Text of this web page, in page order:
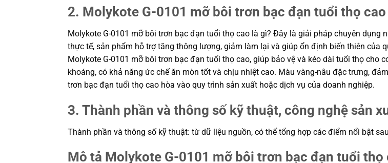
2. Molykote G-0101 mỡ bôi trơn bạc đạn tuổi thọ cao
Molykote G-0101 mỡ bôi trơn bạc đạn tuổi thọ cao là gì? Đây là giải pháp chuyên dụng
thực tế, sản phẩm hỗ trợ tăng thông lượng, giảm làm lại và giúp ổn định biến thiên của
Molykote G-0101 mỡ bôi trơn bạc đạn tuổi thọ cao, giúp bảo vệ và kéo dài tuổi thọ cho
khoáng, có khả năng ức chế ăn mòn tốt và chịu nhiệt cao. Màu vàng-nâu đặc trưng,
trơn bạc đạn tuổi thọ cao hòa vào quy trình sản xuất hoặc dịch vụ của doanh nghiệp.
3. Thành phần và thông số kỹ thuật, công nghệ sản
Thành phần và thông số kỹ thuật: từ dữ liệu nguồn, có thể tổng hợp các điểm nổi bật
Mô tả Molykote G-0101 mỡ bôi trơn bạc đạn tuổi thọ